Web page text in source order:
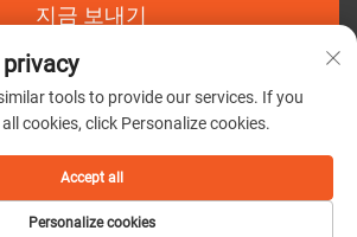
지금 보내기
C&Q Paper Co., Ltd. | 개인정보 처리방침
tools to provide our services. If you
cookies, click Personalize cookies.
Personalize cookies
Accept all